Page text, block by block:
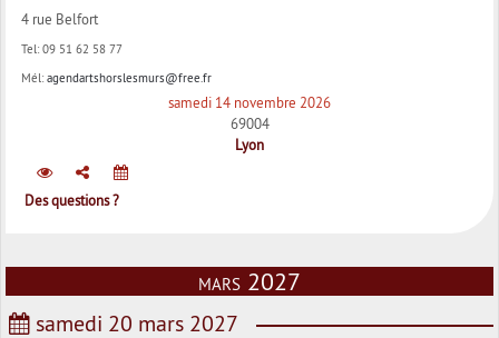
4 rue Belfort
Tel: 09 51 62 58 77
Mél: agendartshorslesmurs@free.fr
samedi 14 novembre 2026
69004
Lyon
Des questions ?
mars 2027
samedi 20 mars 2027